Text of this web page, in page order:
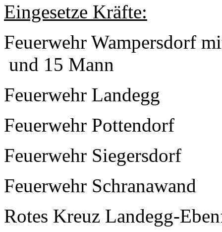
Eingesetze Kräfte:
Feuerwehr Wampersdorf
und 15 Mann
Feuerwehr Landegg
Feuerwehr Pottendorf
Feuerwehr Siegersdorf
Feuerwehr Schranawand
Rotes Kreuz Landegg-